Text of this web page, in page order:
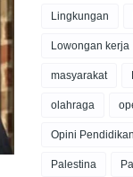
Lingkungan
Lowongan kerja
masyarakat
olahraga
Opini Pendidikan
Palestina